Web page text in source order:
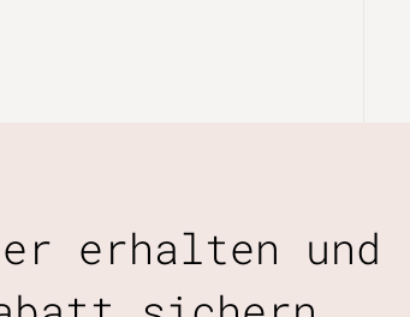
erhalten und